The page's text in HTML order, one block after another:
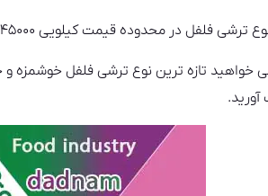
فلفل در محدوده قیمت کیلویی ۴۵۰۰۰ هزار تومان تا ۱۰۰۰۰۰ هزار تومان عرضه می‌ شود.
خواهید تازه ترین نوع ترشی فلفل خوشمزه و